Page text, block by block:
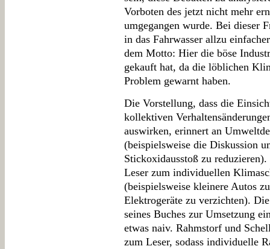
Vorboten des jetzt nicht mehr
umgegangen wurde. Bei dieser
in das Fahrwasser allzu
dem Motto: Hier die böse
gekauft hat, da die löblichen
Problem gewarnt haben.
Die Vorstellung, dass die
kollektiven
auswirken, erinnert an
(beispielsweise die Diskussion
Stickoxidausstoß zu
Leser zum individuellen
(beispielsweise kleinere Autos
Elektrogeräte zu verzichten).
seines Buches zur Umsetzung
etwas naiv. Rahmstorf und
zum Leser, sodass individuelle